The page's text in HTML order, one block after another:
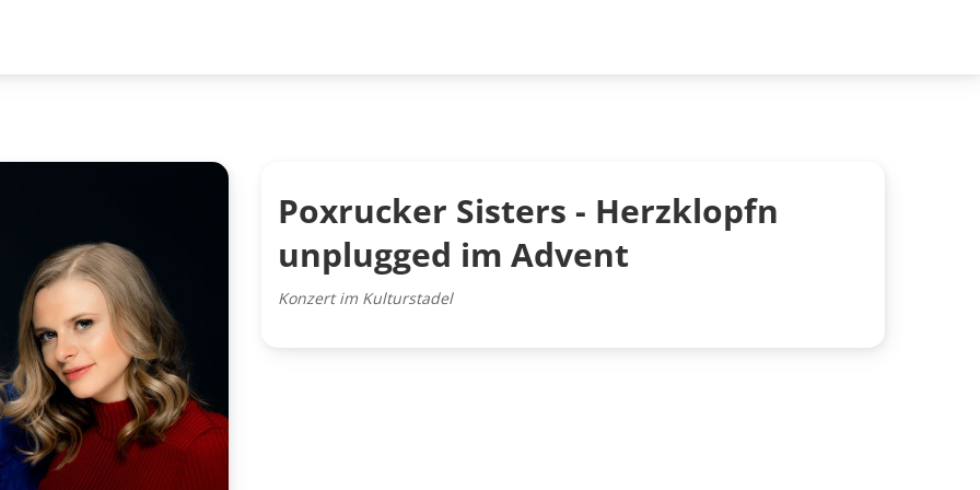
Poxrucker Sisters - Herzklopfn
unplugged im Advent
Konzert im Kulturstadel